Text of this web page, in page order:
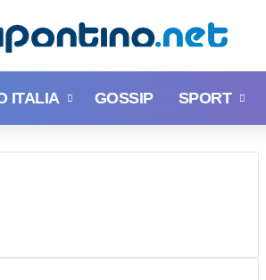
ITALIA GOSSIP SPORT